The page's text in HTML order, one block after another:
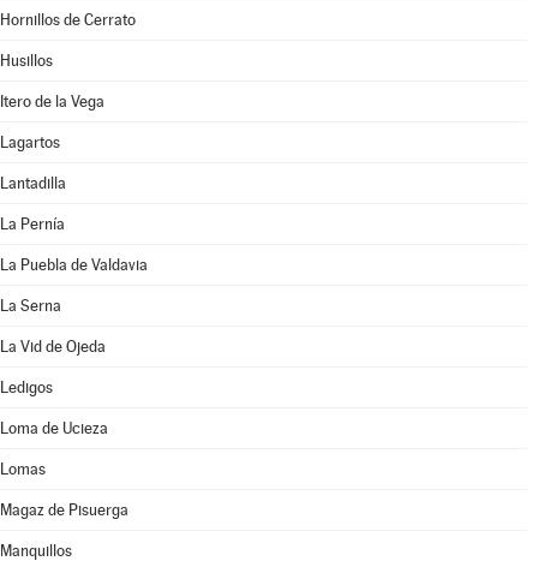
Hornillos de Cerrato
Husillos
Itero de la Vega
Lagartos
Lantadilla
La Pernía
La Puebla de Valdavia
La Serna
La Vid de Ojeda
Ledigos
Loma de Ucieza
Lomas
Magaz de Pisuerga
Manquillos